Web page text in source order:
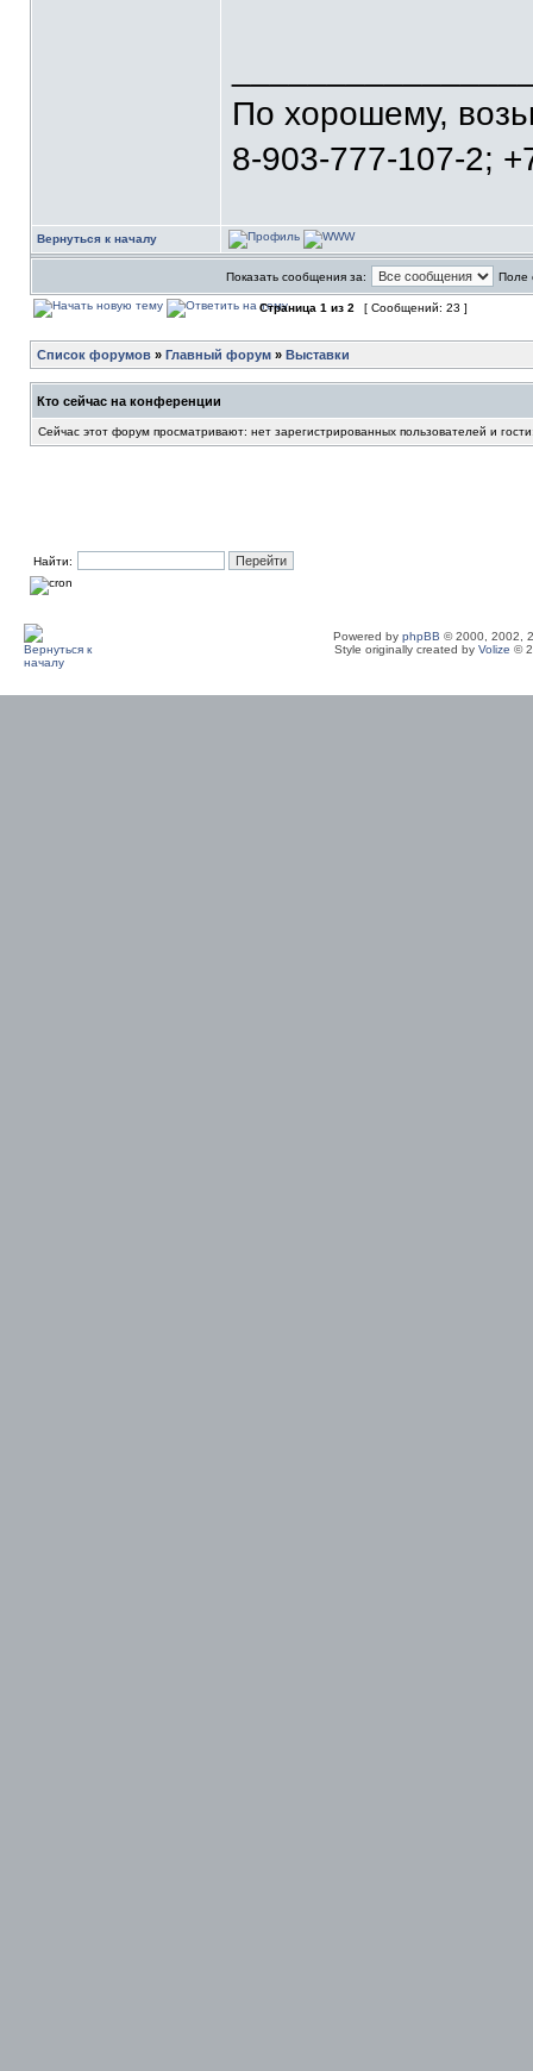
По хорошему,
8-903-777-107-2;
Вернуться к началу
Показать сообщения за: Поле
Страница 1 из 2 [ Сообщений: 23 ]
Список форумов » Главный форум » Выставки
Кто сейчас на конференции
Сейчас этот форум просматривают: нет зарегистрированных пользователей и
Найти:
Powered by phpBB © 2000, 2002,
Style originally created by Volize ©